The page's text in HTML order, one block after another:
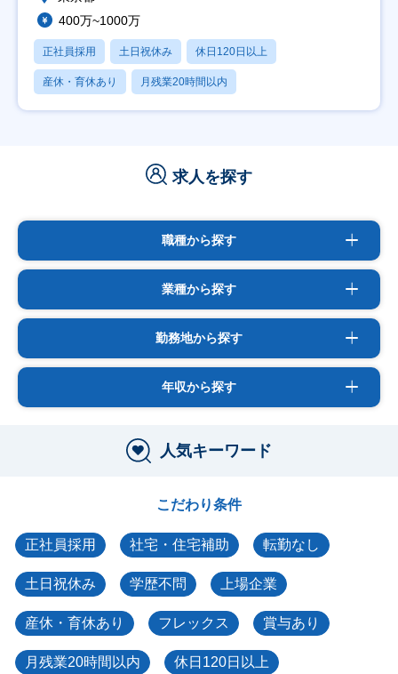
400万~1000万
正社員採用 土日祝休み 休日120日以上
産休・育休あり 月残業20時間以内
求人を探す
職種から探す
業種から探す
勤務地から探す
年収から探す
人気キーワード
こだわり条件
正社員採用 社宅・住宅補助 転勤なし
土日祝休み 学歴不問 上場企業
産休・育休あり フレックス 賞与あり
月残業20時間以内 休日120日以上